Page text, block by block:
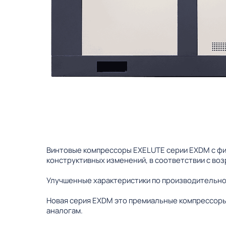
Винтовые компрессоры EXELUTE серии EXDM
конструктивных изменений, в соответствии с
Улучшенные характеристики по
Новая серия EXDM это премиальные
аналогам.